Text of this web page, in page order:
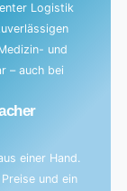
Logistik
und
– auch bei
einer Hand.
und ein